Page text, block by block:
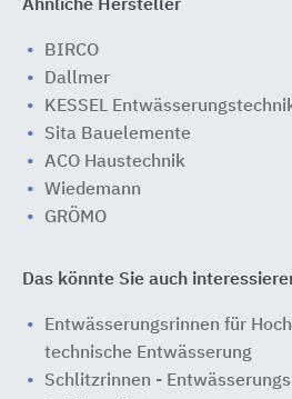
Ähnliche Hersteller
BIRCO
Dallmer
KESSEL
Sita Bauelemente
ACO Haustechnik
Wiedemann
GRÖMO
Das könnte Sie auch
Entwässerungsrinnen für
technische Entwässerung
Schlitzrinnen -